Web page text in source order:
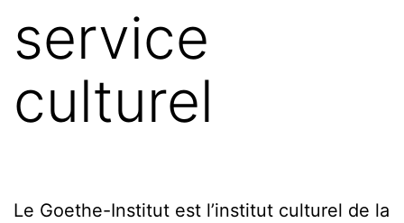
service
culturel
Le Goethe-Institut est l’institut culturel de la